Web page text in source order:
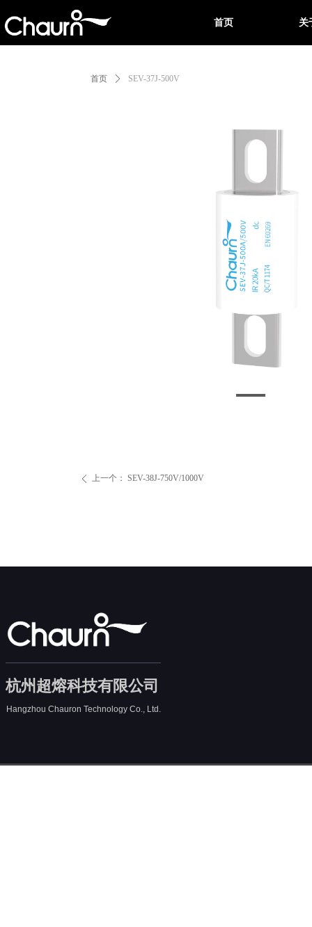
首页 关
首页 ꄲ SEV-37J-500V
ꄴ 上一个： SEV-38J-750V/1000V
杭州超熔科技有限公司
Hangzhou Chauron Technology Co., Ltd.